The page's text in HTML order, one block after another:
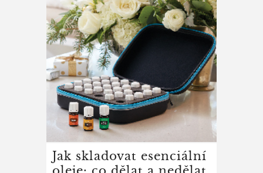
Jak skladovat esenciální